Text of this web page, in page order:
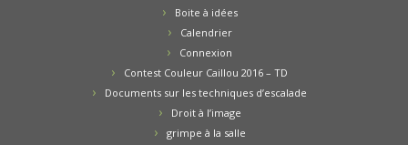
Boite à idées
Calendrier
Connexion
Contest Couleur Caillou 2016 – TD
Documents sur les techniques d’escalade
Droit à l’image
grimpe à la salle